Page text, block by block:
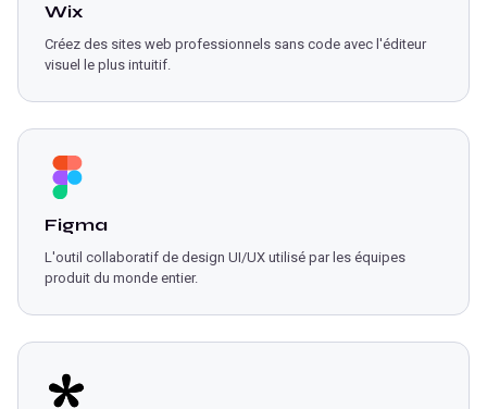
Wix
Créez des sites web professionnels sans code avec l'éditeur
visuel le plus intuitif.
Figma
L'outil collaboratif de design UI/UX utilisé par les équipes
produit du monde entier.